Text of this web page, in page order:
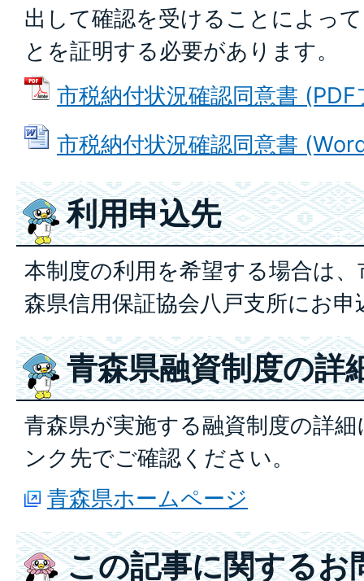
出して確認を受けることによっ
とを証明する必要があります。
市税納付状況確認同意書
市税納付状況確認同意書
利用申込先
本制度の利用を希望する場合は
森県信用保証協会八戸支所にお
青森県融資制度の詳
青森県が実施する融資制度の詳
ンク先でご確認ください。
青森県ホームページ
この記事に関するお